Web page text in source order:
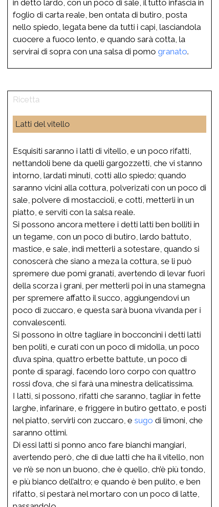
in detto lardo, con un poco di sale, il tutto infascia in
foglio di carta reale, ben ontata di butiro, posta
nello spiedo, legata bene da tutti i capi, lasciandola
cuocere a fuoco lento, e quando sarà cotta, la
servirai di sopra con una salsa di pomo granato.
Latti del vitello
Esquisiti saranno i latti di vitello, e un poco rifatti,
nettandoli bene da quelli gargozzetti, che vi stanno
intorno, lardati minuti, cotti allo spiedo; quando
saranno vicini alla cottura, polverizati con un poco di
sale, polvere di mostaccioli, e cotti, metterli in un
piatto, e serviti con la salsa reale.
Si possono ancora mettere i detti latti ben bolliti in
un tegame, con un poco di butiro, lardo battuto,
mastice, e sale, indi metterli a sotestare, quando si
conoscerà che siano a meza la cottura, se li può
spremere due pomi granati, avertendo di levar fuori
della scorza i grani, per metterli poi in una stamegna
per spremere affatto il succo, aggiungendovi un
poco di zuccaro, e questa sarà buona vivanda per i
convalescenti.
Si possono in oltre tagliare in bocconcini i detti latti
ben politi, e curati con un poco di midolla, un poco
d’uva spina, quattro erbette battute, un poco di
ponte di sparagi, facendo loro corpo con quattro
rossi d’ova, che si farà una minestra delicatissima.
I latti, si possono, rifatti che saranno, tagliar in fette
larghe, infarinare, e friggere in butiro gettato, e posti
nel piatto, servirli con zuccaro, e sugo di limoni, che
saranno ottimi.
Di essi latti si ponno anco fare bianchi mangiari,
avertendo però, che di due latti che ha il vitello, non
ve n’è se non un buono, che è quello, ch’è più tondo,
e più bianco dell’altro; e quando è ben pulito, e ben
rifatto, si pestarà nel mortaro con un poco di latte,